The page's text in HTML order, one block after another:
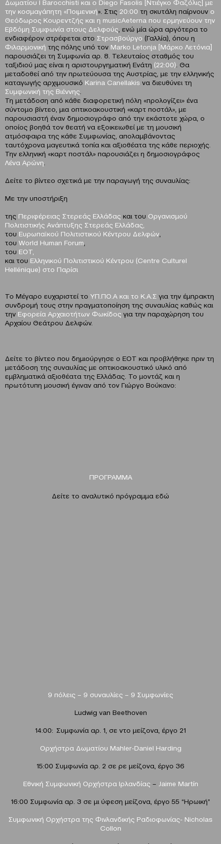
Δωματίου I Barocchisti και ο Diego Fasolis [Ντιέγκο Φαζόλις] με
την κοσμαγάπητη «Ποιμενική». Στις 20:00 τη σκυτάλη παίρνουν ο
Θεόδωρος Κουρεντζής και η musicAeterna που ερμηνεύουν την
Εβδόμη Συμφωνία στους Δελφούς , ενώ μία ώρα αργότερα το
ενδιαφέρον στρέφεται στο Στρασβούργο (Γαλλία), όπου η
Φιλαρμονική της πόλης υπό τον Marko Letonja [Μάρκο Λετόνια]
παρουσιάζει τη Συμφωνία αρ. 8. Τελευταίος σταθμός του
ταξιδιού μας είναι η αριστουργηματική Ενάτη (22:00) . Θα
μεταδοθεί από την πρωτεύουσα της Αυστρίας, με την ελληνικής
καταγωγής αρχιμουσικό Karina Canellakis να διευθύνει τη
Συμφωνική της Βιέννης
Τη μετάδοση από κάθε διαφορετική πόλη «προλογίζει» ένα
σύντομο βίντεο, μια οπτικοακουστική «καρτ ποστάλ», με
παρουσιαστή έναν δημοσιογράφο από την εκάστοτε χώρα, ο
οποίος βοηθά τον θεατή να εξοικειωθεί με τη μουσική
ατμόσφαιρα της κάθε Συμφωνίας, απολαμβάνοντας
ταυτόχρονα μαγευτικά τοπία και αξιοθέατα της κάθε περιοχής.
Την ελληνική «καρτ ποστάλ» παρουσιάζει η δημοσιογράφος
Λένα Αρώνη
Δείτε το βίντεο σχετικά με την παραγωγή της συναυλίας:
Με την υποστήριξη
της Περιφέρειας Στερεάς Ελλάδας και του Οργανισμού
Πολιτιστικής Ανάπτυξης Στερεάς Ελλάδας,
του Ευρωπαϊκού Πολιτιστικού Κέντρου Δελφών
του World Human Forum
του ΕΟΤ,
και του Ελληνικού Πολιτιστικού Κέντρου (Centre Culturel
Hellénique) στο Παρίσι
Το Μέγαρο ευχαριστεί το ΥΠ.ΠΟ.Α και το Κ.Α.Σ για την έμπρακτη
συνδρομή τους στην πραγματοποίηση της συναυλίας καθώς και
την Εφορεία Αρχαιοτήτων Φωκίδος για την παραχώρηση του
Αρχαίου Θεάτρου Δελφών.
Δείτε το βίντεο που δημιούργησε ο ΕΟΤ και προβλήθηκε πριν τη
μετάδοση της συναυλίας με οπτικοακουστικό υλικό από
εμβληματικά αξιοθέατα της Ελλάδας. Το μοντάζ και η
πρωτότυπη μουσική έγιναν από τον Γιώργο Βούκανο:
ΠΡΟΓΡΑΜΜΑ
Δείτε το αναλυτικό πρόγραμμα εδώ
9 πόλεις – 9 συναυλίες – 9 Συμφωνίες
Ludwig van Beethoven
14:00: Συμφωνία αρ. 1, σε ντο μείζονα, έργο 21
Ορχήστρα Δωματίου Mahler-Daniel Harding
15:00 Συμφωνία αρ. 2 σε ρε μείζονα, έργο 36
Εθνική Συμφωνική Ορχήστρα Ιρλανδίας – Jaime Martín
16:00 Συμφωνία αρ. 3 σε μι ύφεση μείζονα, έργο 55 “Ηρωική”
Συμφωνική Ορχήστρα της Φινλανδικής Ραδιοφωνίας- Nicholas
Collon